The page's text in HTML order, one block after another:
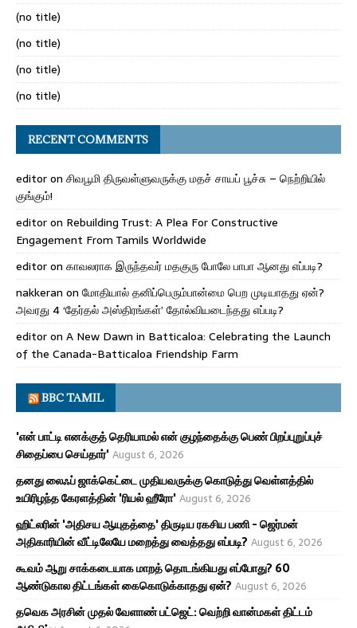
(no title)
(no title)
(no title)
(no title)
RECENT COMMENTS
editoron சிவபூமி திருவள்ளுவருக்கு மதச் சாயப் பூச்சு – நெற்றியில்
குங்கும்!
editoron Rebuilding Trust: A Plea For Constructive
Engagement From Tamils Worldwide
editoron காவலராக இருந்தவர் மதகுரு போலே பாபா ஆனது எப்படி?
nakkeran on மோதியால் தனிப்பெரும்பான்மை பெற முடியாதது ஏன்?
அவரது 4 ‘தேர்தல் அஸ்திரங்கள்’ தோல்வியடைந்தது எப்படி?
editoron A New Dawn in Batticaloa: Celebrating the Launch
of the Canada-Batticaloa Friendship Farm
BBC TAMIL
'என் பாட்டி எனக்குத் தெரியாமல் என் குழந்தைக்கு பெண் பிறப்புறுப்புச்
சிதைப்பை செய்தார்'August 6, 2026
தனது லைஃப் ஜாக்கெட்டை முதியவருக்கு கொடுத்து வெள்ளத்தில்
உயிரிழந்த கேரளத்தின் 'ரியல் ஹீரோ'August 6, 2026
ஹிட்லரின் 'அதிசய ஆயுதத்தை' திருடிய ரகசிய பணி - ஜெர்மன்
அதிகாரியின் வீட்டிலேயே மறைத்து வைத்தது எப்படி? August 6, 2026
கூவம் ஆறு சாக்கடையாக மாறத் தொடங்கியது எப்போது? 60
ஆண்டுகால திட்டங்கள் கைகொடுக்காதது ஏன்? August 6, 2026
தவெக அரசின் முதல் வேளாண் பட்ஜெட்: வெற்றி வான்மகள் திட்டம்